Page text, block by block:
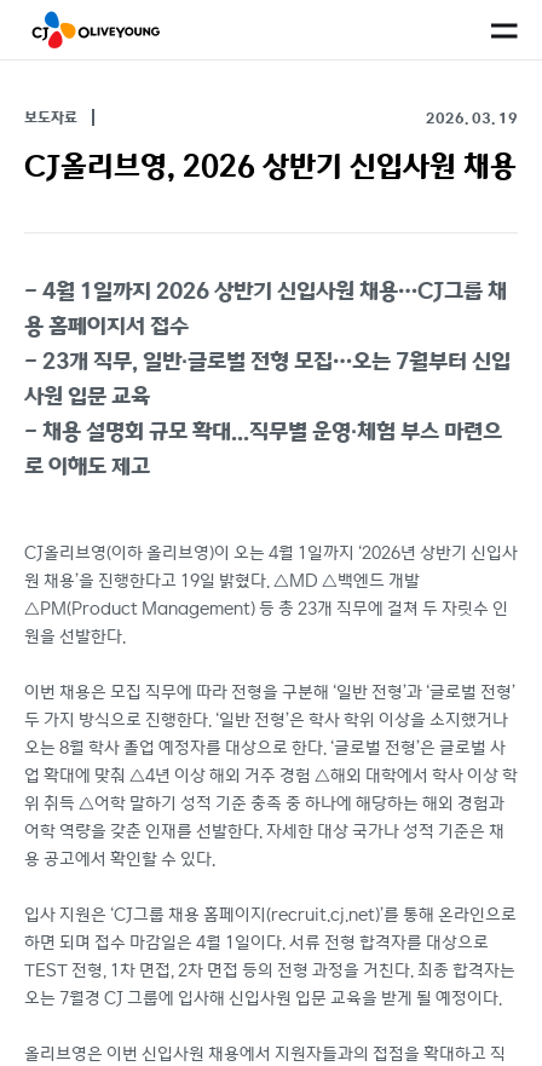
사
이
보도자료 2026. 03. 19
CJ올리브영, 2026 상반기 신입사원 채용
- 4월 1일까지 2026 상반기 신입사원 채용…CJ그룹 채
용 홈페이지서 접수
- 23개 직무, 일반∙글로벌 전형 모집…오는 7월부터 신입
사원 입문 교육
- 채용 설명회 규모 확대...직무별 운영∙체험 부스 마련으
로 이해도 제고
CJ올리브영(이하 올리브영)이 오는 4월 1일까지 ‘2026년 상반기 신입사
원 채용’을 진행한다고 19일 밝혔다. △MD △백엔드 개발
△PM(Product Management) 등 총 23개 직무에 걸쳐 두 자릿수 인
원을 선발한다.
이번 채용은 모집 직무에 따라 전형을 구분해 ‘일반 전형’과 ‘글로벌 전형’
두 가지 방식으로 진행한다. ‘일반 전형’은 학사 학위 이상을 소지했거나
오는 8월 학사 졸업 예정자를 대상으로 한다. ‘글로벌 전형’은 글로벌 사
업 확대에 맞춰 △4년 이상 해외 거주 경험 △해외 대학에서 학사 이상 학
위 취득 △어학 말하기 성적 기준 충족 중 하나에 해당하는 해외 경험과
어학 역량을 갖춘 인재를 선발한다. 자세한 대상 국가나 성적 기준은 채
용 공고에서 확인할 수 있다.
입사 지원은 ‘CJ그룹 채용 홈페이지(recruit.cj.net)’를 통해 온라인으로
하면 되며 접수 마감일은 4월 1일이다. 서류 전형 합격자를 대상으로
TEST 전형, 1차 면접, 2차 면접 등의 전형 과정을 거친다. 최종 합격자는
오는 7월경 CJ 그룹에 입사해 신입사원 입문 교육을 받게 될 예정이다.
올리브영은 이번 신입사원 채용에서 지원자들과의 접점을 확대하고 직